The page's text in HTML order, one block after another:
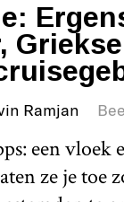
Ramjan
een vloek
ze je toe